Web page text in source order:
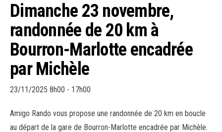
Dimanche 23 novembre,
randonnée de 20 km à
Bourron-Marlotte encadrée
par Michèle
23/11/2025 8h00 - 17h00
Amigo Rando vous propose une randonnée de 20 km en boucle
au départ de la gare de Bourron-Marlotte encadrée par Michèle.